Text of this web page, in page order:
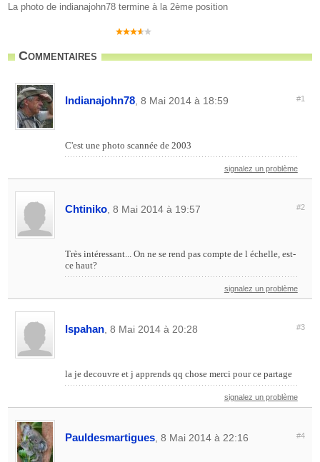
La photo de indianajohn78 termine à la 2ème position
Commentaires
Indianajohn78 , 8 Mai 2014 à 18:59 #1
C'est une photo scannée de 2003
signalez un problème
Chtiniko , 8 Mai 2014 à 19:57 #2
Très intéressant... On ne se rend pas compte de l échelle, est-
ce haut?
signalez un problème
Ispahan , 8 Mai 2014 à 20:28 #3
la je decouvre et j apprends qq chose merci pour ce partage
signalez un problème
Pauldesmartigues , 8 Mai 2014 à 22:16 #4